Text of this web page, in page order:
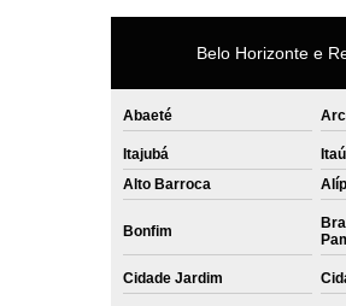
Belo Horizonte e
Abaeté
Itajubá
Alto Barroca
Bonfim
Cidade Jardim